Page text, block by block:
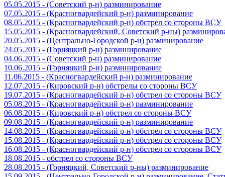
05.05.2015 - (Советский р-н) разминирование
07.05.2015 - (Красногвардейский р-н) разминирование
08.05.2015 - (Красногвардейский р-н) обстрел со стороны ВСУ
15.05.2015 - (Красногвардейский, Советский р-ны)
20.05.2015 - (Центрально-Городской р-н) разминирование
24.05.2015 - (Горняцкий р-н) разминирование
04.06.2015 - (Советский р-н) разминирование
10.06.2015 - (Горняцкий р-н) разминирование
11.06.2015 - (Красногвардейский р-н) разминирование
12.07.2015 - (Кировский р-н) обстрелы со стороны ВСУ
19.07.2015 - (Красногвардейский р-н) обстрел со стороны ВСУ
05.08.2015 - (Красногвардейский р-н) разминирование
06.08.2015 - (Кировский р-н) обстрел со стороны ВСУ
09.08.2015 - (Красногвардейский р-н) разминирование
14.08.2015 - (Красногвардейский р-н) обстрел со стороны ВСУ
15.08.2015 - (Красногвардейский р-н) обстрел со стороны ВСУ
16.08.2015 - (Красногвардейский р-н) обстрел со стороны ВСУ
18.08.2015 - обстрел со стороны ВСУ
28.08.2015 - (Горняцкий, Советский р-ны) разминирование